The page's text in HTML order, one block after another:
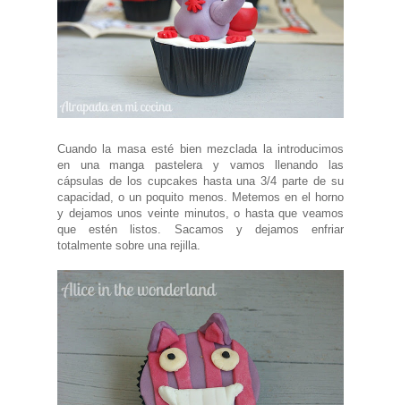
Cuando la masa esté bien mezclada la introducimos
en una manga pastelera y vamos llenando las
cápsulas de los cupcakes hasta una 3/4 parte de su
capacidad, o un poquito menos. Metemos en el horno
y dejamos unos veinte minutos, o hasta que veamos
que estén listos. Sacamos y dejamos enfriar
totalmente sobre una rejilla.